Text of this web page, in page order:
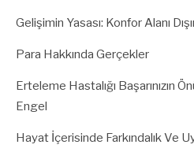
Gelişimin Yasası: Konfor Alanı
Para Hakkında Gerçekler
Erteleme Hastalığı Başarınızın
Engel
Hayat İçerisinde Farkındalık Ve